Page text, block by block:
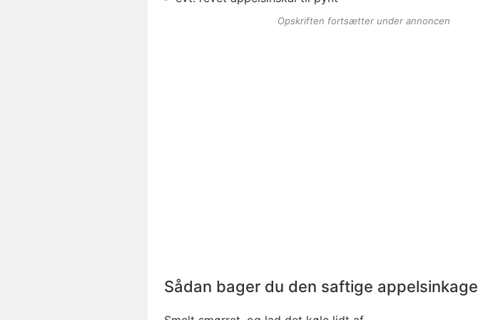
Opskriften fortsætter under annoncen
Sådan bager du den saftige appelsinkage